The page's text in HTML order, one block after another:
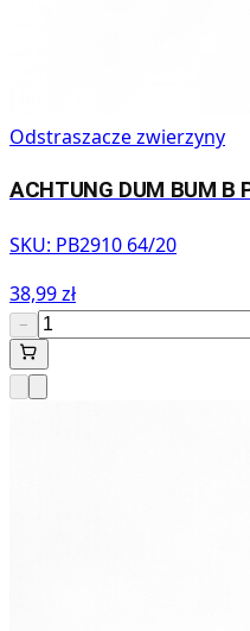
Odstraszacze zwierzyny
ACHTUNG DUM BUM B
SKU: PB2910 64/20
38,99 zł
−